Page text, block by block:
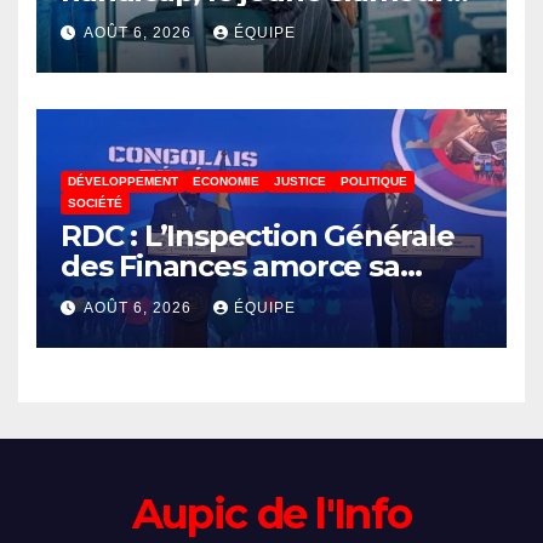
Akonkwa Kenyata Bernard
lance un appel à la solidarité
pour poursuivre ses études
AOÛT 6, 2026 ÉQUIPE
DÉVELOPPEMENT ECONOMIE JUSTICE
POLITIQUE
SOCIÉTÉ
RDC : L’Inspection Générale
des Finances amorce sa
révolution numérique pour
un contrôle permanent des
finances publiques
AOÛT 6, 2026 ÉQUIPE
Aupic de l'Info